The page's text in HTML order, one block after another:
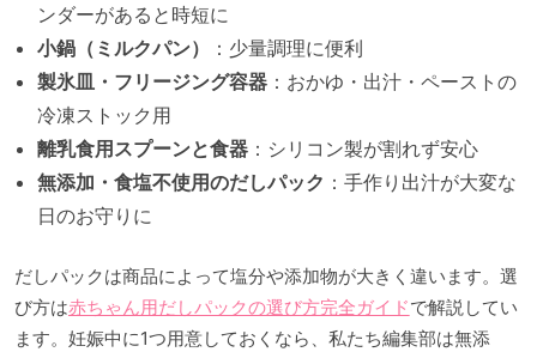
ンダーがあると時短に
小鍋（ミルクパン）
：少量調理に便利
製氷皿・フリージング容器 ：おかゆ・出汁・ペーストの
冷凍ストック用
離乳食用スプーンと食器 ：シリコン製が割れず安心
無添加・食塩不使用のだしパック ：手作り出汁が大変な
日のお守りに
だしパックは商品によって塩分や添加物が大きく違います。選
び方は赤ちゃん用だしパックの選び方完全ガイドで解説してい
ます。妊娠中に1つ用意しておくなら、私たち編集部は無添